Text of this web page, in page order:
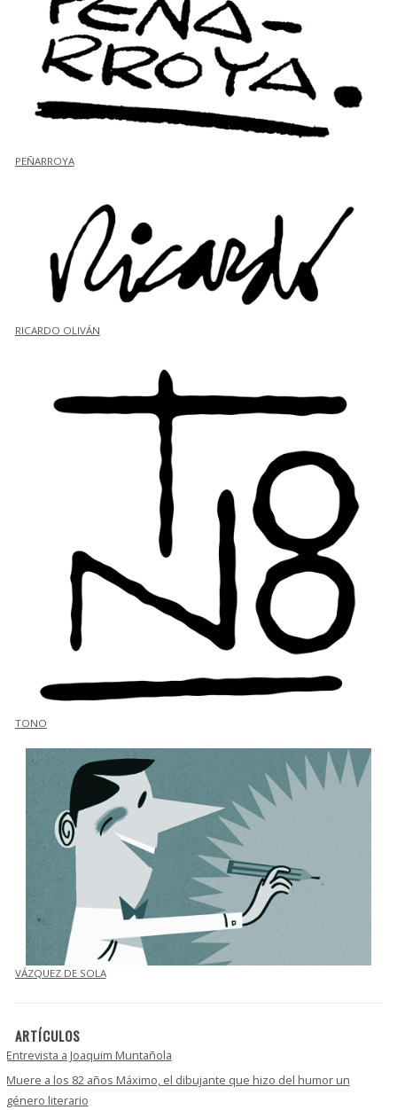
PEÑARROYA
RICARDO OLIVÁN
TONO
VÁZQUEZ DE SOLA
ARTÍCULOS
Entrevista a Joaquim Muntañola
Muere a los 82 años Máximo, el dibujante que hizo del humor un
género literario